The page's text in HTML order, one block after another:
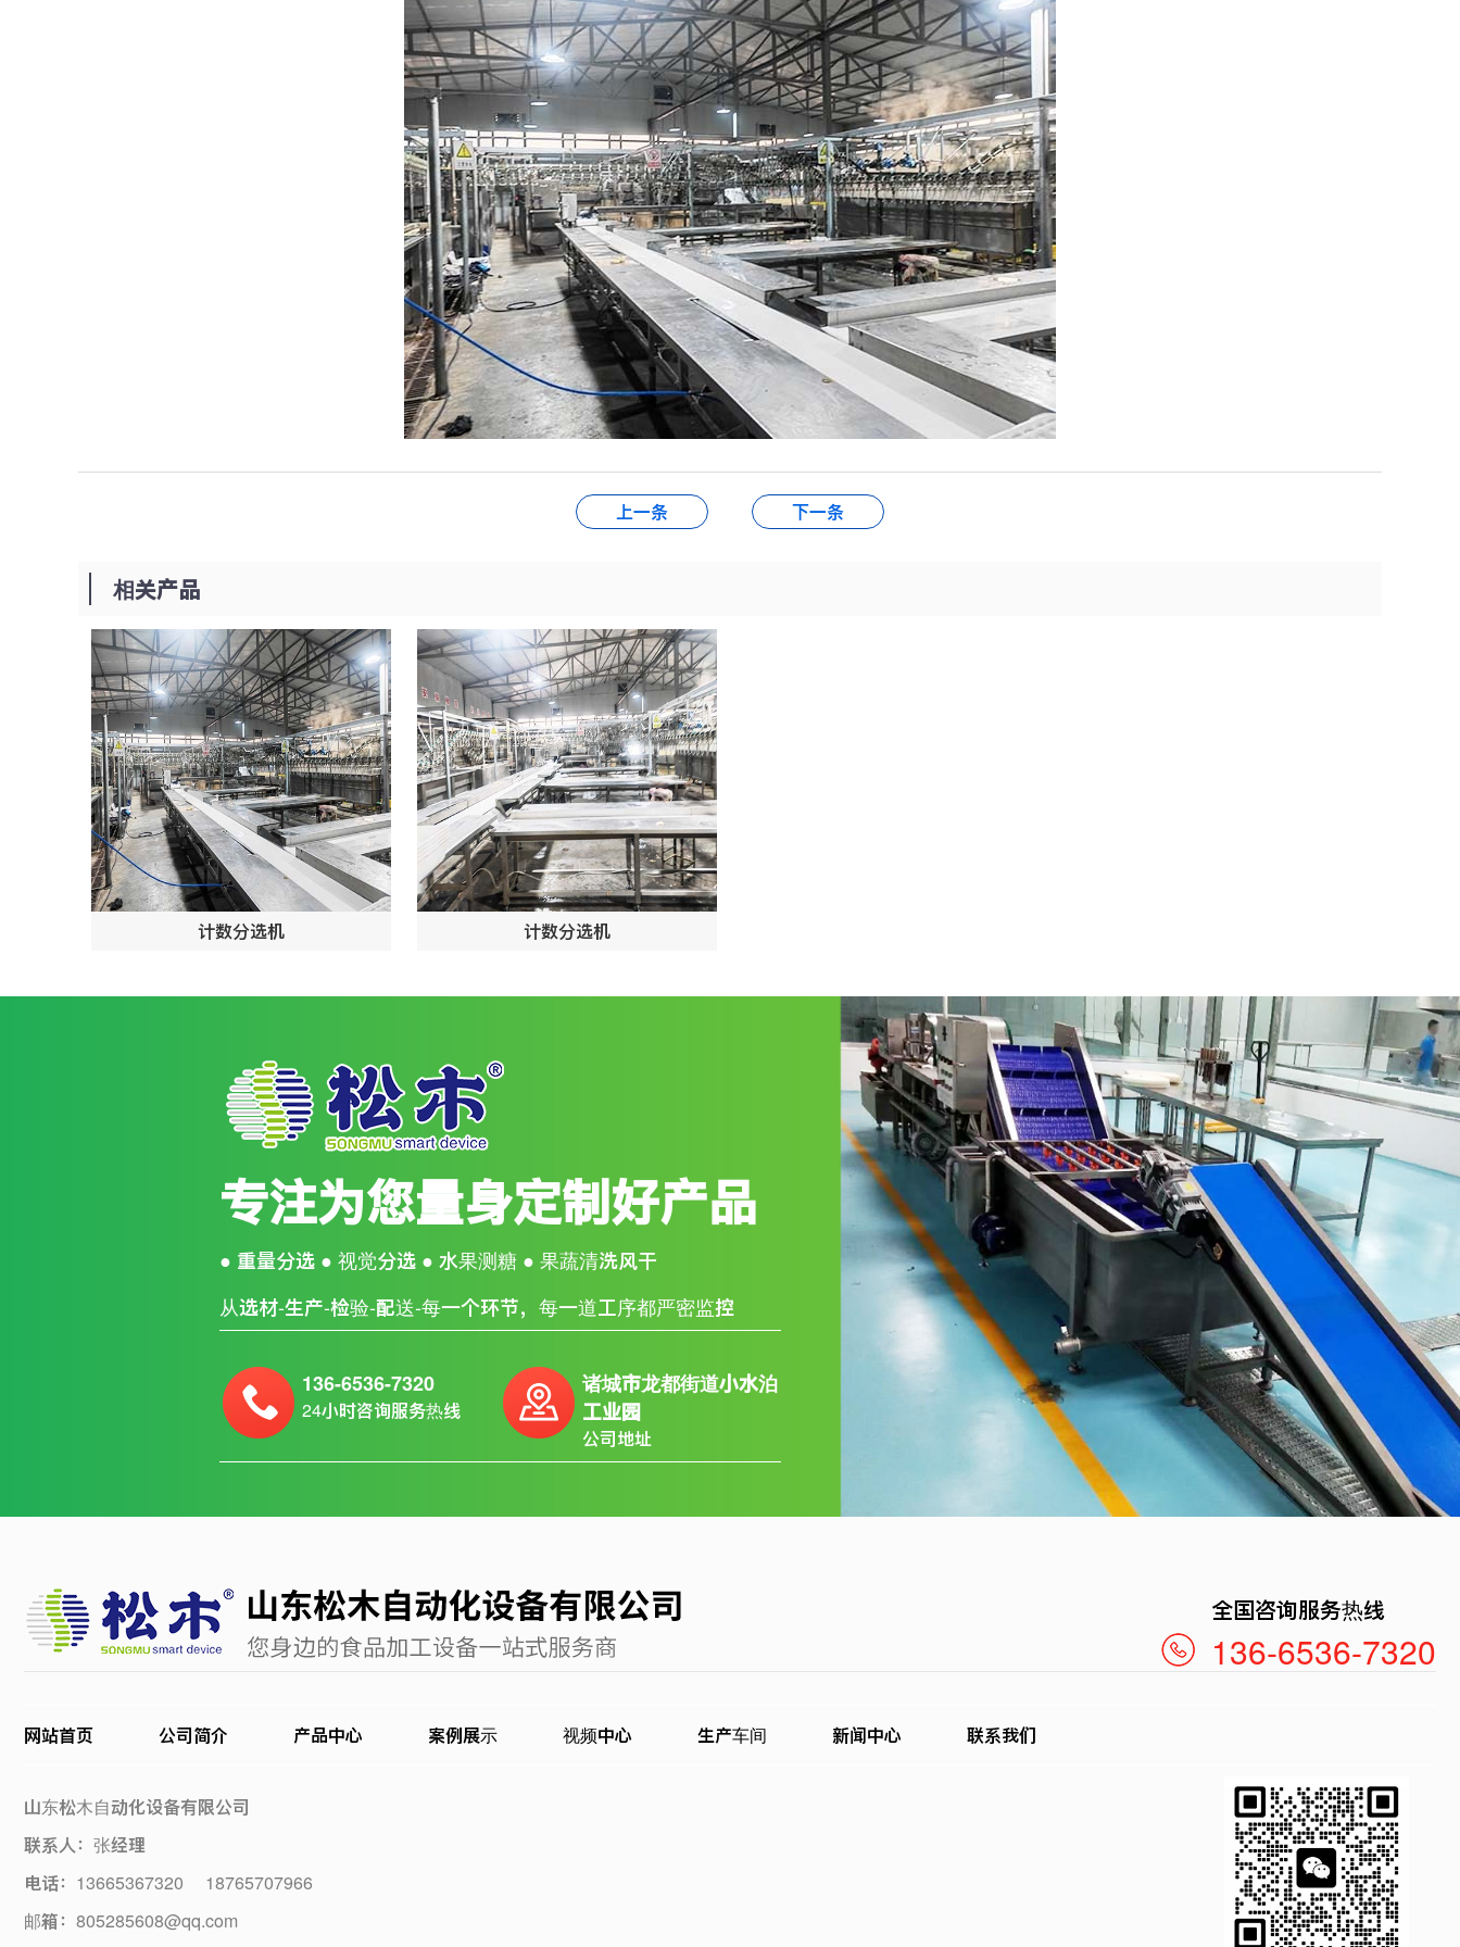
上一条 下一条
相关产品
计数分选机 计数分选机
专注为您量身定制好产品
● 重量分选 ● 视觉分选 ● 水果测糖 ● 果蔬清洗风干
从选材-生产-检验-配送-每一个环节，每一道工序都严密监控
136-6536-7320
24小时咨询服务热线
诸城市龙都街道小水泊
工业园
公司地址
全国咨询服务热线
136-6536-7320
网站首页 公司简介 产品中心 案例展示 视频中心 生产车间 新闻中心 联系我们
山东松木自动化设备有限公司
联系人：张经理
电话：13665367320 18765707966
邮箱：805285608@qq.com